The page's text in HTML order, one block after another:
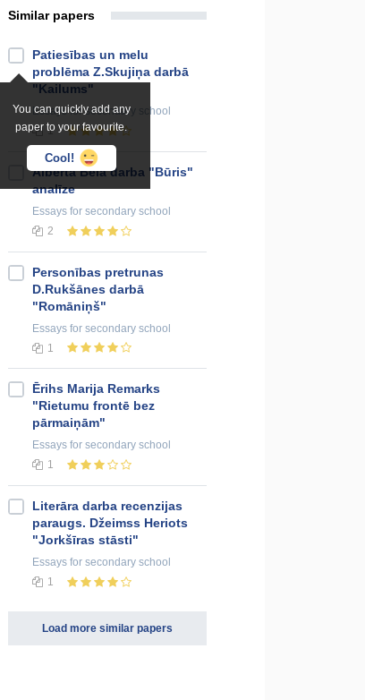
Similar papers
You can quickly add any
paper to your favourite.
Cool!
Patiesības un melu
problēma Z.Skujiņa darbā
"Kailums"
Essaysfor secondary school
1
Alberta Bela darba "Būris"
analīze
Essays for secondary school
2
Personības pretrunas
D.Rukšānes darbā
"Romāniņš"
Essays for secondary school
1
Ērihs Marija Remarks
"Rietumu frontē bez
pārmaiņām"
Essays for secondary school
1
Literāra darba recenzijas
paraugs. Džeimss Heriots
"Jorkšīras stāsti"
Essays for secondary school
1
Load more similar papers